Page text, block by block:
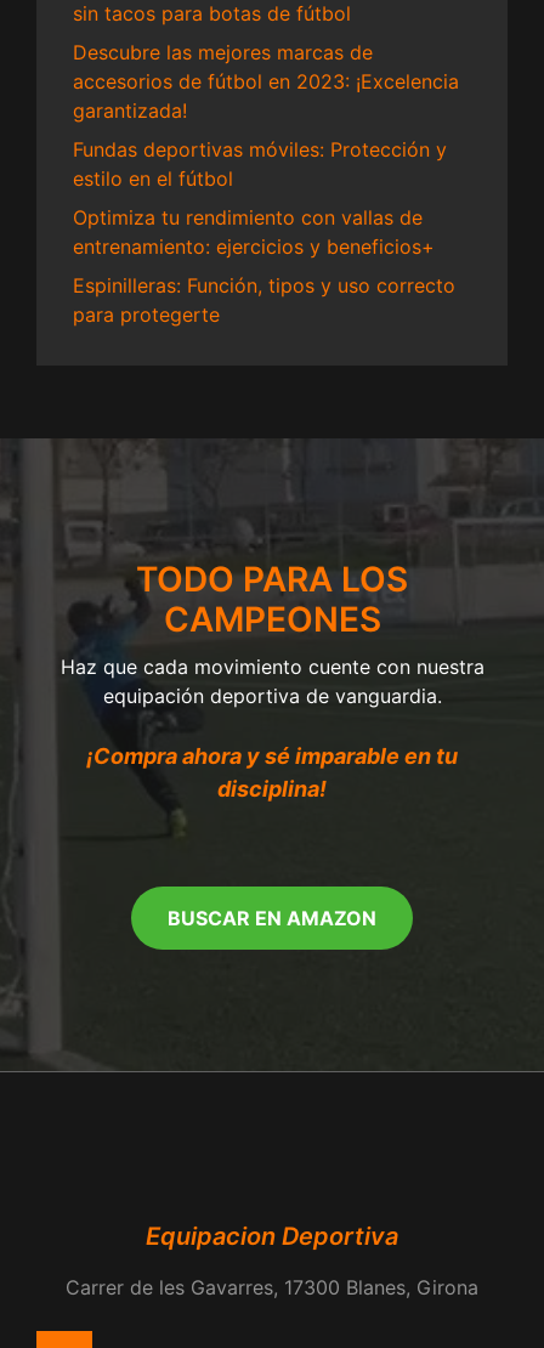
sin tacos para botas de fútbol
Descubre las mejores marcas de
accesorios de fútbol en 2023: ¡Excelencia
garantizada!
Fundas deportivas móviles: Protección y
estilo en el fútbol
Optimiza tu rendimiento con vallas de
entrenamiento: ejercicios y beneficios+
Espinilleras: Función, tipos y uso correcto
para protegerte
TODO PARA LOS
CAMPEONES
Haz que cada movimiento cuente con nuestra
equipación deportiva de vanguardia.
¡Compra ahora y sé imparable en tu
disciplina!
BUSCAR EN AMAZON
Equipacion Deportiva
Carrer de les Gavarres, 17300 Blanes, Girona